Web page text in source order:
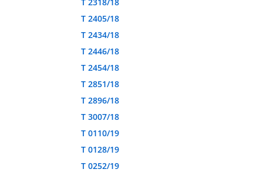
T 2405/18
T 2434/18
T 2446/18
T 2454/18
T 2851/18
T 2896/18
T 3007/18
T 0110/19
T 0128/19
T 0252/19